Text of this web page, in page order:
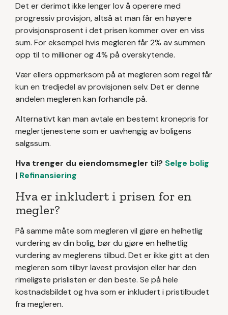
Det er derimot ikke lenger lov å operere med
progressiv provisjon, altså at man får en høyere
provisjonsprosent i det prisen kommer over en viss
sum. For eksempel hvis megleren får 2% av summen
opp til to millioner og 4% på overskytende.
Vær ellers oppmerksom på at megleren som regel får
kun en tredjedel av provisjonen selv. Det er denne
andelen megleren kan forhandle på.
Alternativt kan man avtale en bestemt kronepris for
meglertjenestene som er uavhengig av boligens
salgssum.
Hva trenger du eiendomsmegler til? Selge bolig
| Refinansiering
Hva er inkludert i prisen for en
megler?
På samme måte som megleren vil gjøre en helhetlig
vurdering av din bolig, bør du gjøre en helhetlig
vurdering av meglerens tilbud. Det er ikke gitt at den
megleren som tilbyr lavest provisjon eller har den
rimeligste prislisten er den beste. Se på hele
kostnadsbildet og hva som er inkludert i pristilbudet
fra megleren.